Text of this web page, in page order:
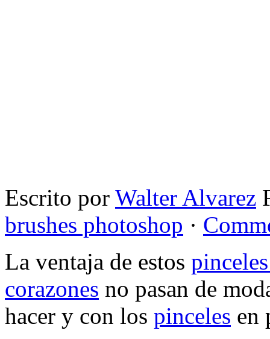
Escrito por Walter Alvarez
brushes photoshop ·
La ventaja de estos
corazones no pasan de
hacer y con los pinceles en